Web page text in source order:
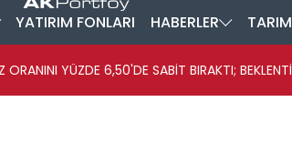
YATIRIM FONLARI HABERLER TARIM
ORANINI YÜZDE 6,50'DE SABİT BIRAKTI;